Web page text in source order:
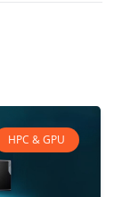
HPC & GPU